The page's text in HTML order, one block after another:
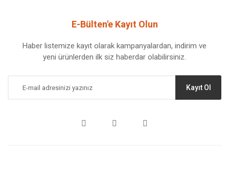
E-Bülten'e Kayıt Olun
Haber listemize kayıt olarak kampanyalardan, indirim ve
yeni ürünlerden ilk siz haberdar olabilirsiniz.
Kayıt Ol